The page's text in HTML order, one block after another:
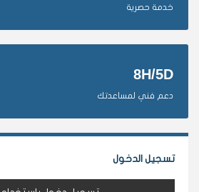
خدمة حصرية
8H/5D
دعم فني لمساعدتك
تسجيل الدخول